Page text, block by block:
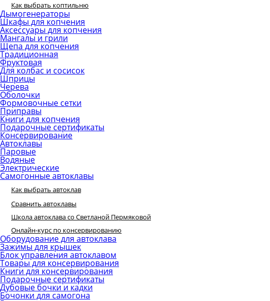
Как выбрать коптильню
Дымогенераторы
Шкафы для копчения
Аксессуары для копчения
Мангалы и грили
Щепа для копчения
Традиционная
Фруктовая
Для колбас и сосисок
Шприцы
Черева
Оболочки
Формовочные сетки
Приправы
Книги для копчения
Подарочные сертификаты
Консервирование
Автоклавы
Паровые
Водяные
Электрические
Самогонные автоклавы
Как выбрать автоклав
Сравнить автоклавы
Школа автоклава со Светланой Пермяковой
Онлайн-курс по консервированию
Оборудование для автоклава
Зажимы для крышек
Блок управления автоклавом
Товары для консервирования
Книги для консервирования
Подарочные сертификаты
Дубовые бочки и кадки
Бочонки для самогона